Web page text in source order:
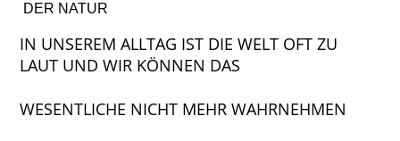
DER NATUR
IN UNSEREM ALLTAG IST DIE WELT OFT ZU
LAUT UND WIR KÖNNEN DAS
WESENTLICHE NICHT MEHR WAHRNEHMEN